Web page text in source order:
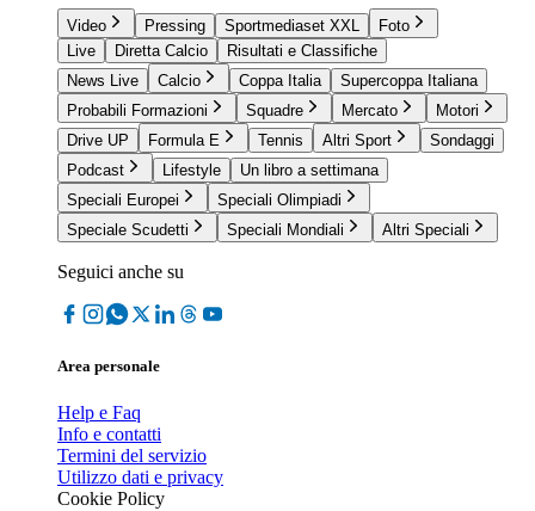
Video Pressing Sportmediaset XXL
Foto
Live
Diretta Calcio
Risultati e Classifiche
News Live
Calcio Coppa Italia
Supercoppa Italiana
Probabili Formazioni
Squadre Mercato
Motori
Drive UP
Formula E Tennis Altri Sport
Sondaggi
Podcast
Lifestyle
Un libro a settimana
Speciali Europei
Speciali Olimpiadi
Speciale Scudetti
Speciali Mondiali Altri Speciali
Seguici anche su
Area personale
Help e Faq
Info e contatti
Termini del servizio
Utilizzo dati e privacy
Cookie Policy